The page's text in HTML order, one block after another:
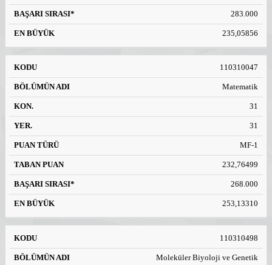
283.000
235,05856
110310047
Matematik
31
31
MF-1
232,76499
268.000
253,13310
110310498
Moleküler Biyoloji ve Genetik